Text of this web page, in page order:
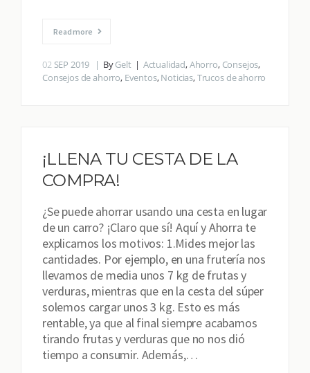
Read more
02 SEP 2019 ByGelt Actualidad,Ahorro, Consejos,
Consejos de ahorro, Eventos,Noticias,Trucos de ahorro
¡LLENA TU CESTA DE LA
COMPRA!
¿Se puede ahorrar usando una cesta en lugar
de un carro? ¡Claro que sí! Aquí y Ahorra te
explicamos los motivos: 1.Mides mejor las
cantidades. Por ejemplo, en una frutería nos
llevamos de media unos 7 kg de frutas y
verduras, mientras que en la cesta del súper
solemos cargar unos 3 kg. Esto es más
rentable, ya que al final siempre acabamos
tirando frutas y verduras que no nos dió
tiempo a consumir. Además,…